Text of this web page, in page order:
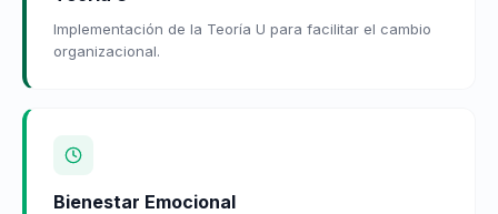
Implementación de la Teoría U para facilitar el cambio
organizacional.
Bienestar Emocional